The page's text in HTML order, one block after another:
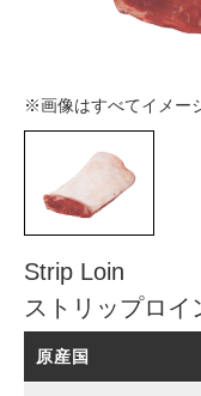
※画像はすべてイメー
Strip Loin
ストリップロイ
原産国